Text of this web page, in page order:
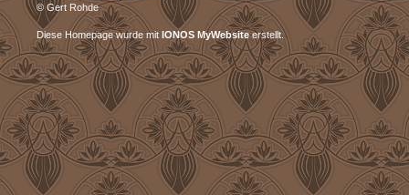
© Gert Rohde
Diese Homepage wurde mit IONOS MyWebsiteerstellt.